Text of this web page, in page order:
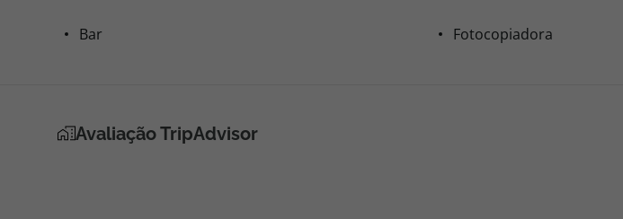
Bar Fotocopiadora
Avaliação TripAdvisor